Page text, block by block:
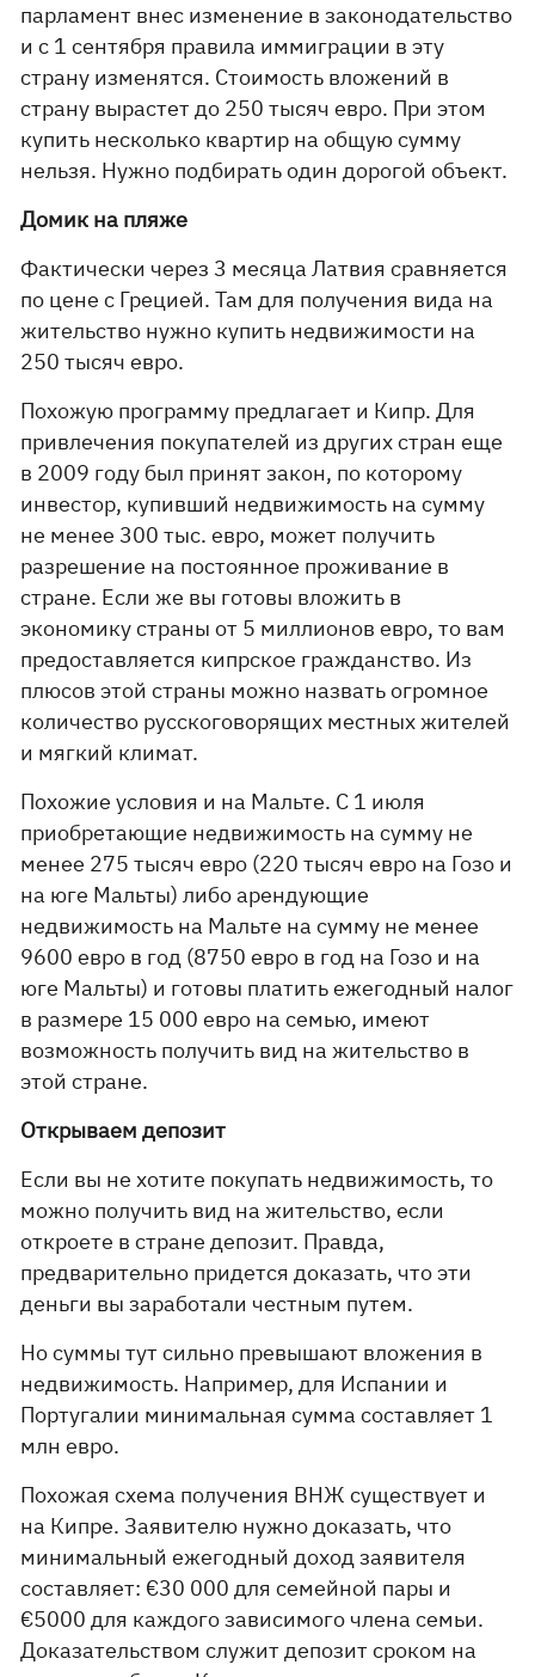
парламент внес изменение в законодательство
и с 1 сентября правила иммиграции в эту
страну изменятся. Стоимость вложений в
страну вырастет до 250 тысяч евро. При этом
купить несколько квартир на общую сумму
нельзя. Нужно подбирать один дорогой объект.
Домик на пляже
Фактически через 3 месяца Латвия сравняется
по цене с Грецией. Там для получения вида на
жительство нужно купить недвижимости на
250 тысяч евро.
Похожую программу предлагает и Кипр. Для
привлечения покупателей из других стран еще
в 2009 году был принят закон, по которому
инвестор, купивший недвижимость на сумму
не менее 300 тыс. евро, может получить
разрешение на постоянное проживание в
стране. Если же вы готовы вложить в
экономику страны от 5 миллионов евро, то вам
предоставляется кипрское гражданство. Из
плюсов этой страны можно назвать огромное
количество русскоговорящих местных жителей
и мягкий климат.
Похожие условия и на Мальте. С 1 июля
приобретающие недвижимость на сумму не
менее 275 тысяч евро (220 тысяч евро на Гозо и
на юге Мальты) либо арендующие
недвижимость на Мальте на сумму не менее
9600 евро в год (8750 евро в год на Гозо и на
юге Мальты) и готовы платить ежегодный налог
в размере 15 000 евро на семью, имеют
возможность получить вид на жительство в
этой стране.
Открываем депозит
Если вы не хотите покупать недвижимость, то
можно получить вид на жительство, если
откроете в стране депозит. Правда,
предварительно придется доказать, что эти
деньги вы заработали честным путем.
Но суммы тут сильно превышают вложения в
недвижимость. Например, для Испании и
Португалии минимальная сумма составляет 1
млн евро.
Похожая схема получения ВНЖ существует и
на Кипре. Заявителю нужно доказать, что
минимальный ежегодный доход заявителя
составляет: €30 000 для семейной пары и
€5000 для каждого зависимого члена семьи.
Доказательством служит депозит сроком на